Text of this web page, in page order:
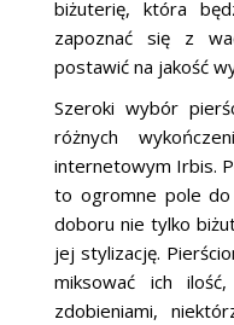
biżuterię, która
zapoznać się z
postawić na jakość
Szeroki wybór
różnych
internetowym Irbis.
to ogromne pole do
doboru nie tylko
jej stylizację.
miksować ich
zdobieniami,